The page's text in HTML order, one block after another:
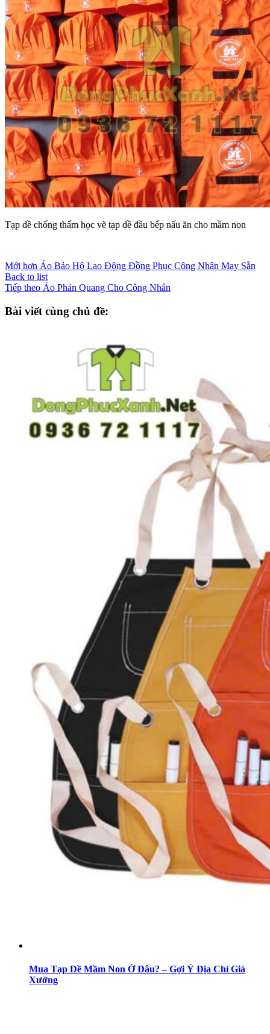
Tạp dề chống thấm học vẽ tạp dề đầu bếp nấu ăn cho mầm non
Mới hơn Áo Bảo Hộ Lao Động Đồng Phục Công Nhân May Sẵn
Back to list
Tiếp theo Áo Phản Quang Cho Công Nhân
Bài viết cùng chủ đề:
Mua Tạp Dề Mầm Non Ở Đâu? – Gợi Ý Địa Chỉ Giá
Xưởng